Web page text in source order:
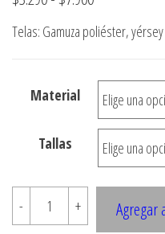
de
desde
$3.290
hasta
$7.900
Telas: Gamuza poliéster,
Material
Tallas
-
1577
+ Agregar